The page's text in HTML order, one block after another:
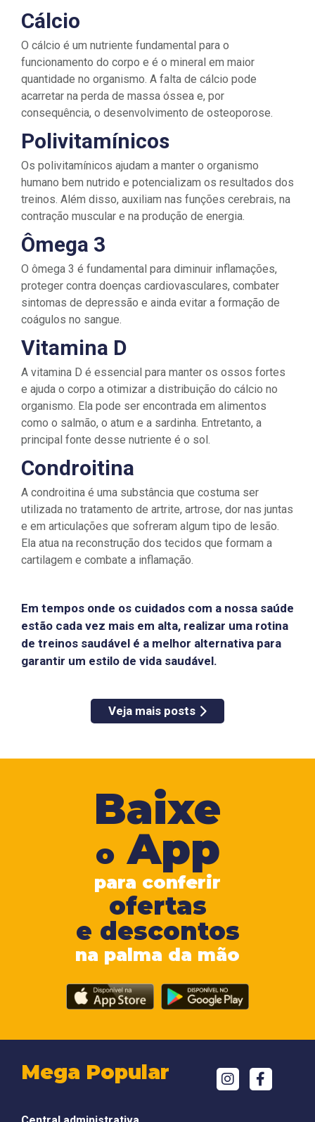
Cálcio
O cálcio é um nutriente fundamental para o
funcionamento do corpo e é o mineral em maior
quantidade no organismo. A falta de cálcio pode
acarretar na perda de massa óssea e, por
consequência, o desenvolvimento de osteoporose.
Polivitamínicos
Os polivitamínicos ajudam a manter o organismo
humano bem nutrido e potencializam os resultados dos
treinos. Além disso, auxiliam nas funções cerebrais, na
contração muscular e na produção de energia.
Ômega 3
O ômega 3 é fundamental para diminuir inflamações,
proteger contra doenças cardiovasculares, combater
sintomas de depressão e ainda evitar a formação de
coágulos no sangue.
Vitamina D
A vitamina D é essencial para manter os ossos fortes
e ajuda o corpo a otimizar a distribuição do cálcio no
organismo. Ela pode ser encontrada em alimentos
como o salmão, o atum e a sardinha. Entretanto, a
principal fonte desse nutriente é o sol.
Condroitina
A condroitina é uma substância que costuma ser
utilizada no tratamento de artrite, artrose, dor nas juntas
e em articulações que sofreram algum tipo de lesão.
Ela atua na reconstrução dos tecidos que formam a
cartilagem e combate a inflamação.
Em tempos onde os cuidados com a nossa saúde
estão cada vez mais em alta, realizar uma rotina
de treinos saudável é a melhor alternativa para
garantir um estilo de vida saudável.
Veja mais posts
Baixe
oApp
para conferir
ofertas
e descontos
na palma da mão
Mega Popular